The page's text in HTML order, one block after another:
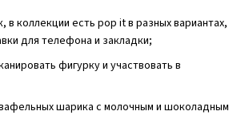
коллекции есть pop it в разных вариантах,
для телефона и закладки;
фигурку и участвовать в
шарика с молочным и шоколадным